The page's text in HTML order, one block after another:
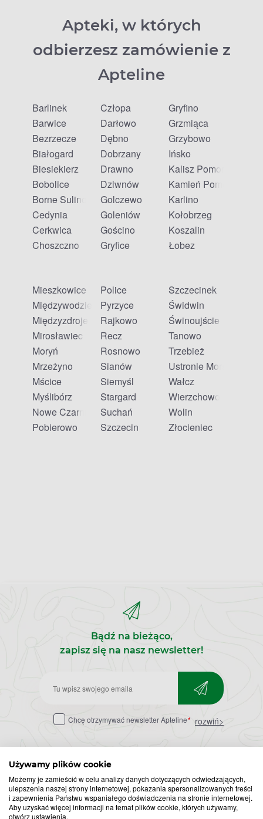
Używamy plików cookie
Możemy je zamieścić w celu analizy danych dotyczących odwiedzających,
ulepszenia naszej strony internetowej, pokazania spersonalizowanych treści
i zapewnienia Państwu wspaniałego doświadczenia na stronie internetowej.
Aby uzyskać więcej informacji na temat plików cookie, których używamy,
otwórz ustawienia.
Apteki, w których
odbierzesz zamówienie z
Apteline
Barlinek
Barwice
Bezrzecze
Białogard
Biesiekierz
Bobolice
Borne Sulinowo
Cedynia
Cerkwica
Choszczno
Człopa
Darłowo
Dębno
Dobrzany
Drawno
Dziwnów
Golczewo
Goleniów
Gościno
Gryfice
Gryfino
Grzmiąca
Grzybowo
Ińsko
Kalisz Pomorski
Kamień Pomorski
Karlino
Kołobrzeg
Koszalin
Łobez
Mieszkowice
Międzywodzie
Międzyzdroje
Mirosławiec
Moryń
Mrzeżyno
Mścice
Myślibórz
Nowe Czarnowo
Pobierowo
Police
Pyrzyce
Rajkowo
Recz
Rosnowo
Sianów
Siemyśl
Stargard
Suchań
Szczecin
Szczecinek
Świdwin
Świnoujście
Tanowo
Trzebież
Ustronie Morskie
Wałcz
Wierzchowo
Wolin
Złocieniec
Bądź na bieżąco,
zapisz się na nasz newsletter!
Zapisz
do
Chcę otrzymywać newsletter Apteline* rozwiń>